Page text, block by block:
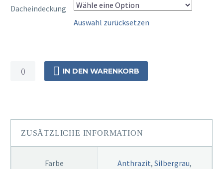
Dacheindeckung
Auswahl zurücksetzen
x
150cm
IN DEN WARENKORB
ZUSÄTZLICHE INFORMATION
Farbe Anthrazit, Silbergrau,